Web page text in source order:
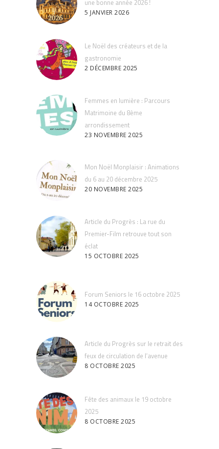
une bonne année 2026 !
5 JANVIER 2026
Le Noël des créateurs et de la
gastronomie
2 DÉCEMBRE 2025
Femmes en lumière : Parcours
Matrimoine du 8ème
arrondissement
23 NOVEMBRE 2025
Mon Noël Monplaisir : Animations
du 6 au 20 décembre 2025
20 NOVEMBRE 2025
Article du Progrès : La rue du
Premier-Film retrouve tout son
éclat
15 OCTOBRE 2025
Forum Seniors le 16 octobre 2025
14 OCTOBRE 2025
Article du Progrès sur le retrait des
feux de circulation de l’avenue
8 OCTOBRE 2025
Fête des animaux le 19 octobre
2025
8 OCTOBRE 2025